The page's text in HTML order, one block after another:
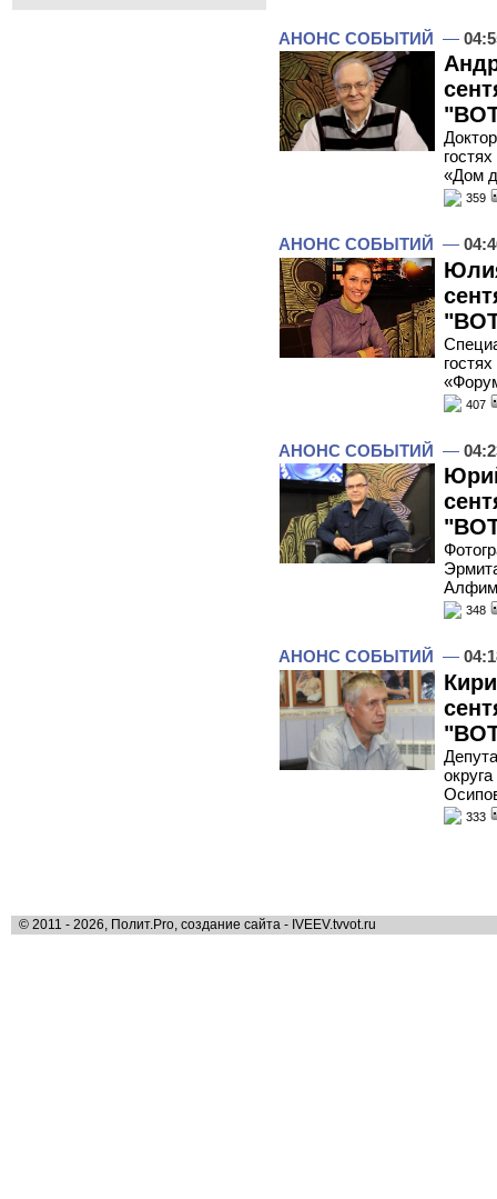
АНОНС СОБЫТИЙ —
«Дом
359
АНОНС СОБЫТИЙ —
407
АНОНС СОБЫТИЙ —
348
АНОНС СОБЫТИЙ —
333
© 2011 - 2026, Полит.Pro, создание сайта - IVEEV.tvvot.ru